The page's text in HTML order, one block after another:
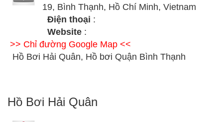
19, Bình Thạnh, Hồ Chí Minh, Vietnam
Điện thoại :
Website :
>> Chỉ đường Google Map <<
Hồ Bơi Hải Quân, Hồ bơi Quận Bình Thạnh
Hồ Bơi Hải Quân